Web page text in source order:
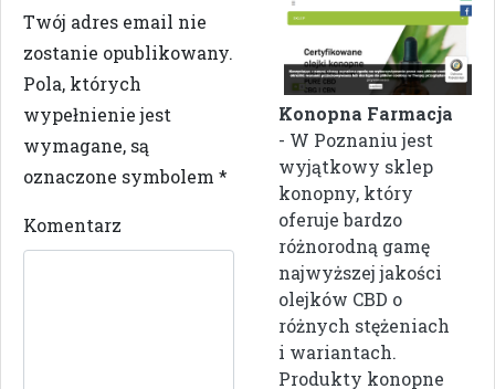
Twój adres email nie
zostanie opublikowany.
Pola, których
wypełnienie jest
wymagane, są
oznaczone symbolem *
Komentarz
Konopna Farmacja
- W Poznaniu jest
wyjątkowy sklep
konopny, który
oferuje bardzo
różnorodną gamę
najwyższej jakości
olejków CBD o
różnych stężeniach
i wariantach.
Produkty konopne